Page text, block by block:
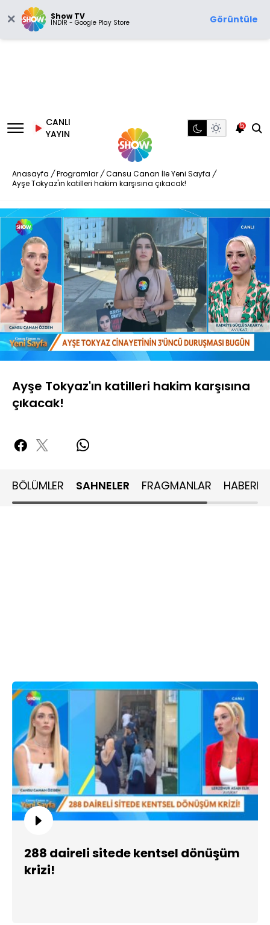
Show TV
İNDİR - Google Play Store Görüntüle
CANLI
YAYIN
5
Anasayfa / Programlar / Cansu Canan İle Yeni Sayfa /
Ayşe Tokyaz'ın katilleri hakim karşısına çıkacak!
Sesi
Aç
Yüklendi:
21.89%
Oynatma
Hızı
Ayşe Tokyaz'ın katilleri hakim karşısına
çıkacak!
BÖLÜMLER SAHNELER FRAGMANLAR
288 daireli sitede kentsel dönüşüm
krizi!